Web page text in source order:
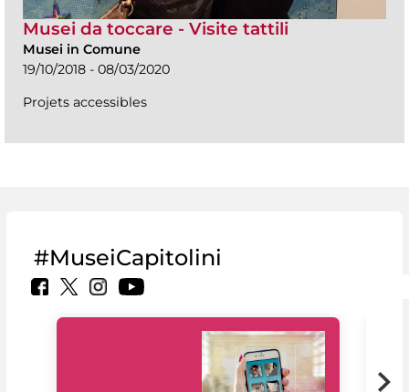
Musei da toccare - Visite tattili
Musei in Comune
19/10/2018 - 08/03/2020
Projets accessibles
#MuseiCapitolini